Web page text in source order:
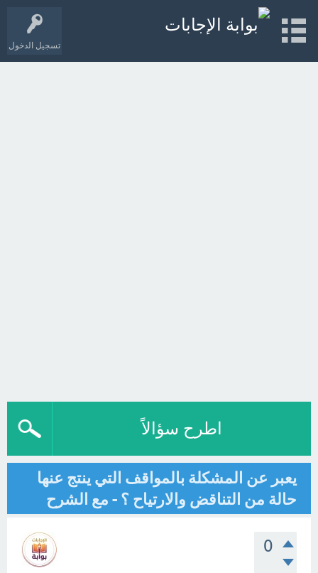
تسجيل الدخول
اطرح سؤالاً
يعبر عن المشكلة بالمواقف التي ينتج عنها
حالة من التناقض والارتياح ؟ - مع الشرح
0